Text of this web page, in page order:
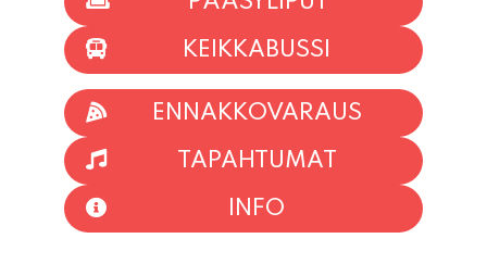
TAPAHTUMAT
INFO
HIIO HOI!